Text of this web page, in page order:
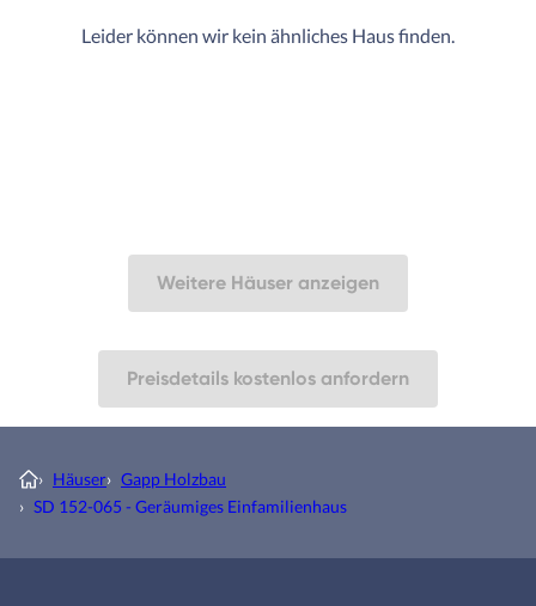
Leider können wir kein ähnliches Haus finden.
Weitere Häuser anzeigen
Preisdetails kostenlos anfordern
› Häuser› Gapp Holzbau
› SD 152-065 - Geräumiges Einfamilienhaus